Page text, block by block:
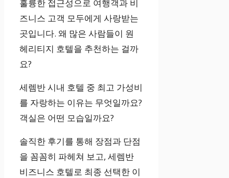
훌륭한 접근성으로 여행객과 비
즈니스 고객 모두에게 사랑받는
곳입니다. 왜 많은 사람들이 원
헤리티지 호텔을 추천하는 걸까
요?
세렘반 시내 호텔 중 최고 가성비
를 자랑하는 이유는 무엇일까요?
객실은 어떤 모습일까요?
솔직한 후기를 통해 장점과 단점
을 꼼꼼히 파헤쳐 보고, 세렘반
비즈니스 호텔로 최종 선택한 이